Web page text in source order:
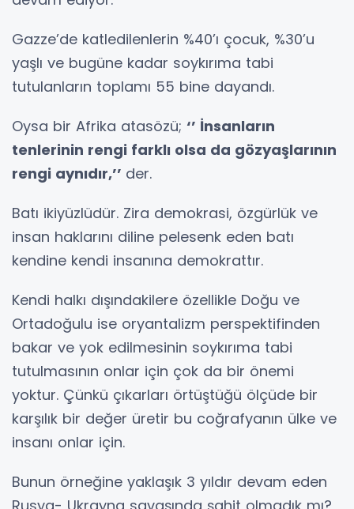
Gazze’de katledilenlerin %40’ı çocuk, %30’u
yaşlı ve bugüne kadar soykırıma tabi
tutulanların toplamı 55 bine dayandı.
Oysa bir Afrika atasözü; ‘’ İnsanların
tenlerinin rengi farklı olsa da gözyaşlarının
rengi aynıdır,’’ der.
Batı ikiyüzlüdür. Zira demokrasi, özgürlük ve
insan haklarını diline pelesenk eden batı
kendine kendi insanına demokrattır.
Kendi halkı dışındakilere özellikle Doğu ve
Ortadoğulu ise oryantalizm perspektifinden
bakar ve yok edilmesinin soykırıma tabi
tutulmasının onlar için çok da bir önemi
yoktur. Çünkü çıkarları örtüştüğü ölçüde bir
karşılık bir değer üretir bu coğrafyanın ülke ve
insanı onlar için.
Bunun örneğine yaklaşık 3 yıldır devam eden